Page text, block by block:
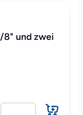
8" und zwei